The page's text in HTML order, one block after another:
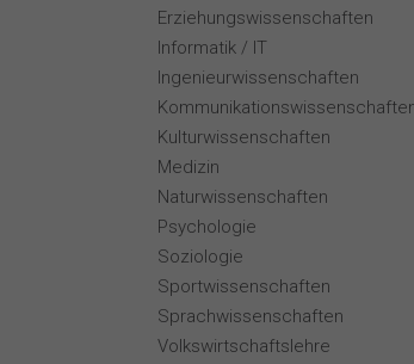
Erziehungswissenschaften
Informatik / IT
Ingenieurwissenschaften
Kulturwissenschaften
Medizin
Naturwissenschaften
Psychologie
Soziologie
Sportwissenschaften
Sprachwissenschaften
Volkswirtschaftslehre